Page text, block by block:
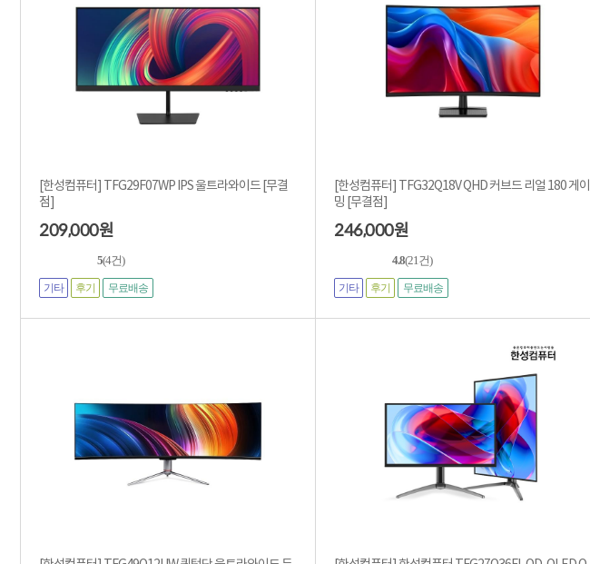
[한성컴퓨터] TFG29F07WP IPS 울트라와이드 [무결
점]
209,000원
5(4건)
무료배송
기타 후기
[한성컴퓨터] TFG32Q18V QHD 커브드 리얼 180 게이
밍 [무결점]
246,000원
4.8(21건)
무료배송
기타 후기